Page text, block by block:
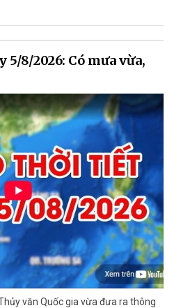
8/2026: Có mưa vừa,
văn Quốc gia vừa đưa ra thông